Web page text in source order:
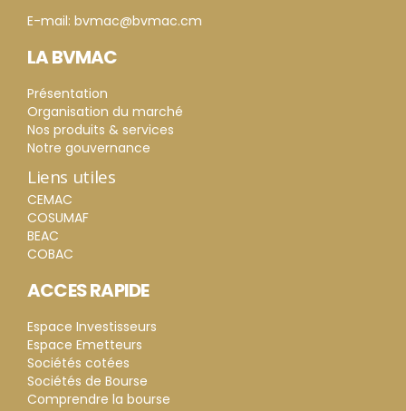
E-mail: bvmac@bvmac.cm
LA BVMAC
Présentation
Organisation du marché
Nos produits & services
Notre gouvernance
Liens utiles
CEMAC
COSUMAF
BEAC
COBAC
ACCES RAPIDE
Espace Investisseurs
Espace Emetteurs
Sociétés cotées
Sociétés de Bourse
Comprendre la bourse